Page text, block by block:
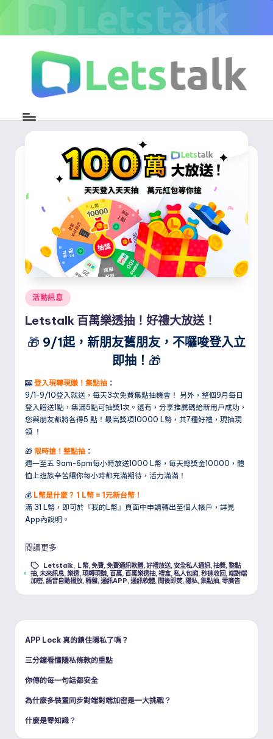
to
t
t
密
方
Posted
in
活動訊息
Letstalk 百萬樂透抽！好禮大放送！
🎁 9/1起，新朋友舊朋友，不囉唆登入立
即抽！ 🎁
🎰 登入現轉現賺！集點抽 ：
9/1-9/10登入就送，每天3次免費集點抽機會！ 另外，整個9月每日
登入贈送1點，集滿5點可抽獎1次。還有，分享推薦碼給新用戶成功，
您與朋友都將各得5 點！最高獎項10000 L幣，共7種好禮，現抽現
領 ！
🎁 限時搶！整點抽 ：
週一至五 9am-6pm每小時放送1000 L幣，每天總獎金10000，體
恤上班族辛苦讓你每小時都充滿期待，活力滿滿！
💰 L幣是什麼？ 1 L幣 = 1元新台幣！
滿 31 L幣，即可於『我的L幣』頁面中申請轉出至個人帳戶，詳見
App內說明。
閱讀更多
Tags:
Letstalk, Ｌ幣,免費,免費通訊軟體,好禮放送,安全私人通訊,抽獎,整點
抽,未來訊息,樂透,現轉現賺, 百萬, 百萬樂透抽,禮盒,私人包廂,秒速收回,端對端
加密,語音自動播放,轉盤,通訊APP,通訊軟體, 閱後即焚, 隱私,集點抽,零廣告
APP Lock 真的鎖住隱私了嗎？
三分鐘看懂隱私條款的重點
你傳的每一句話都安全
為什麼多裝置同步對端對端加密是一大挑戰？
什麼是零知識？